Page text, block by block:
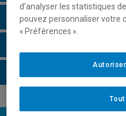
Horaire - Été 2026
d’analyser les statistiques
pouvez personnaliser votre
« Préférences ».